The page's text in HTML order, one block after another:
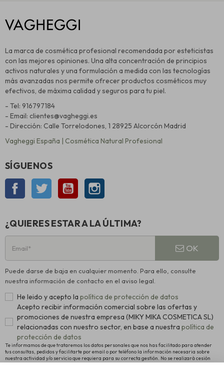
La marca de cosmética profesional recomendada por esteticistas
con las mejores opiniones. Una alta concentración de principios
activos naturales y una formulación a medida con las tecnologías
más avanzadas nos permite ofrecer productos cosméticos muy
efectivos, de máxima calidad y seguros para tu piel.
- Tel: 916797184
- Email: clientes@vagheggi.es
- Dirección: Calle Torrelodones, 1 28925 Alcorcón Madrid
Vagheggi España | Cosmética Natural Profesional
SÍGUENOS
Facebook Twitter YouTube
¿QUIERES ESTAR A LA ÚLTIMA?
OK
Puede darse de baja en cualquier momento. Para ello, consulte
nuestra información de contacto en el aviso legal.
He leido y acepto la política de protección de datos
Acepto recibir información comercial sobre las ofertas y
promociones de nuestra empresa (MIKY MIKA COSMETICA SL)
relacionadas con nuestro sector, en base a nuestra política de
protección de datos
Te informamos de que trataremos los datos personales que nos has facilitado para atender
tus consultas, pedidos y facilitarte por email o por teléfono la información necesaria sobre
nuestra actividad y/o servicio que requiera para su correcta gestión. No se realizará cesión
alguna a terceros. La legitimación para el tratamiento es el consentimiento manifestado para